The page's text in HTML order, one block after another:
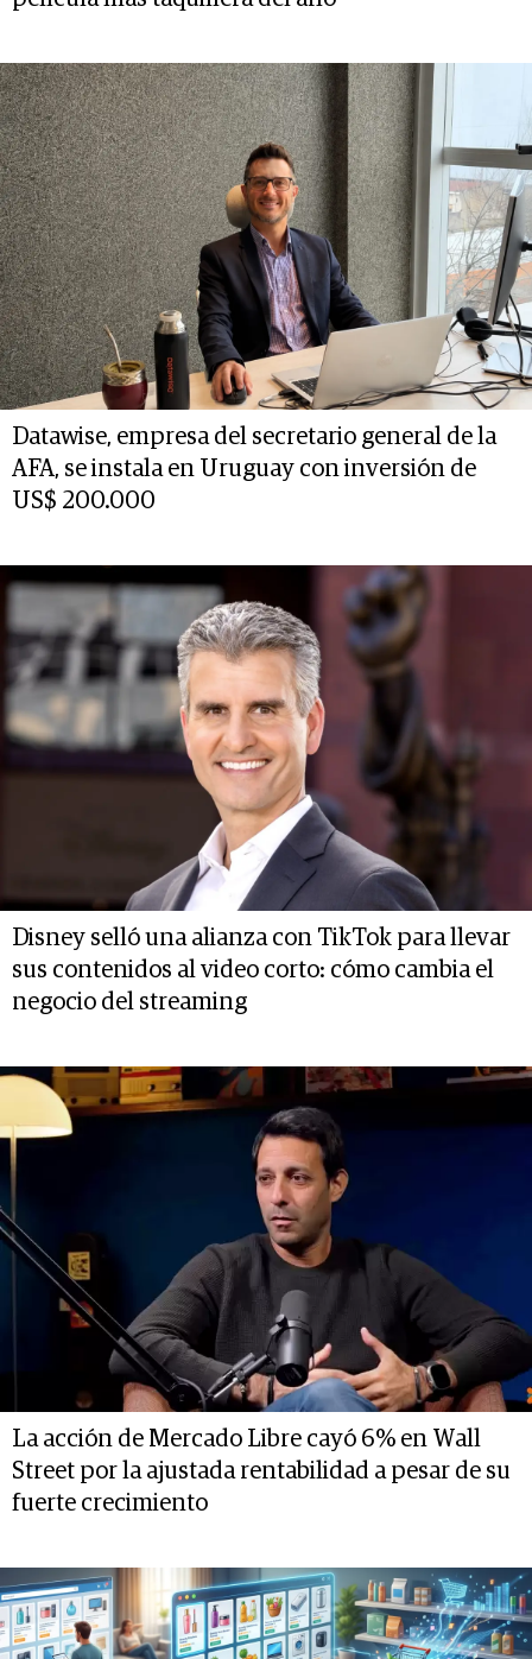
Datawise, empresa del secretario general de la
AFA, se instala en Uruguay con inversión de
US$ 200.000
Disney selló una alianza con TikTok para llevar
sus contenidos al video corto: cómo cambia el
negocio del streaming
La acción de Mercado Libre cayó 6% en Wall
Street por la ajustada rentabilidad a pesar de su
fuerte crecimiento